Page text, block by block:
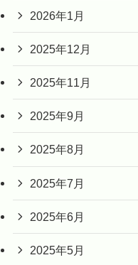
2026年1月
2025年12月
2025年11月
2025年9月
2025年8月
2025年7月
2025年6月
2025年5月